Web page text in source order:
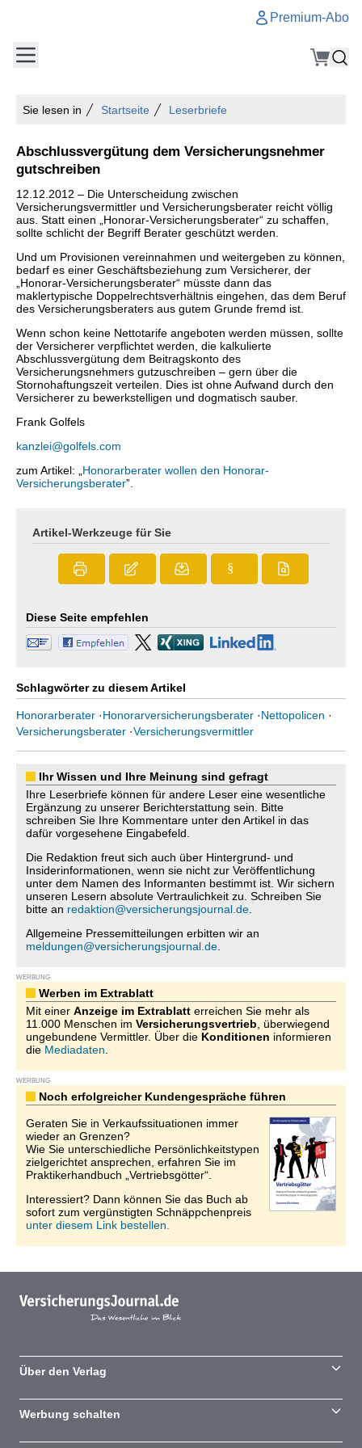
Premium-Abo
Sie lesen in Startseite Leserbriefe
Abschlussvergütung dem Versicherungsnehmer
gutschreiben
12.12.2012 – Die Unterscheidung zwischen
Versicherungsvermittler und Versicherungsberater reicht völlig
aus. Statt einen „Honorar-Versicherungsberater“ zu schaffen,
sollte schlicht der Begriff Berater geschützt werden.
Und um Provisionen vereinnahmen und weitergeben zu können,
bedarf es einer Geschäftsbeziehung zum Versicherer, der
„Honorar-Versicherungsberater“ müsste dann das
maklertypische Doppelrechtsverhältnis eingehen, das dem Beruf
des Versicherungsberaters aus gutem Grunde fremd ist.
Wenn schon keine Nettotarife angeboten werden müssen, sollte
der Versicherer verpflichtet werden, die kalkulierte
Abschlussvergütung dem Beitragskonto des
Versicherungsnehmers gutzuschreiben – gern über die
Stornohaftungszeit verteilen. Dies ist ohne Aufwand durch den
Versicherer zu bewerkstelligen und dogmatisch sauber.
Frank Golfels
kanzlei@golfels.com
zum Artikel: „ Honorarberater wollen den Honorar-
Versicherungsberater”.
Artikel-Werkzeuge für Sie
§
Diese Seite empfehlen
Schlagwörter zu diesem Artikel
Honorarberater ·Honorarversicherungsberater ·Nettopolicen ·
Versicherungsberater ·Versicherungsvermittler
Ihr Wissen und Ihre Meinung sind gefragt
Ihre Leserbriefe können für andere Leser eine wesentliche
Ergänzung zu unserer Berichterstattung sein. Bitte
schreiben Sie Ihre Kommentare unter den Artikel in das
dafür vorgesehene Eingabefeld.
Die Redaktion freut sich auch über Hintergrund- und
Insiderinformationen, wenn sie nicht zur Veröffentlichung
unter dem Namen des Informanten bestimmt ist. Wir sichern
unseren Lesern absolute Vertraulichkeit zu. Schreiben Sie
bitte an redaktion@versicherungsjournal.de
Allgemeine Pressemitteilungen erbitten wir an
meldungen@versicherungsjournal.de
WERBUNG
Werben im Extrablatt
Mit einer Anzeige im Extrablatt erreichen Sie mehr als
11.000 Menschen im Versicherungsvertrieb , überwiegend
ungebundene Vermittler. Über die Konditionen informieren
die Mediadaten
WERBUNG
Noch erfolgreicher Kundengespräche führen
Geraten Sie in Verkaufssituationen immer
wieder an Grenzen?
Wie Sie unterschiedliche Persönlichkeitstypen
zielgerichtet ansprechen, erfahren Sie im
Praktikerhandbuch „Vertriebsgötter“.
Interessiert? Dann können Sie das Buch ab
sofort zum vergünstigten Schnäppchenpreis
unter diesem Link bestellen.
Über den Verlag
Werbung schalten